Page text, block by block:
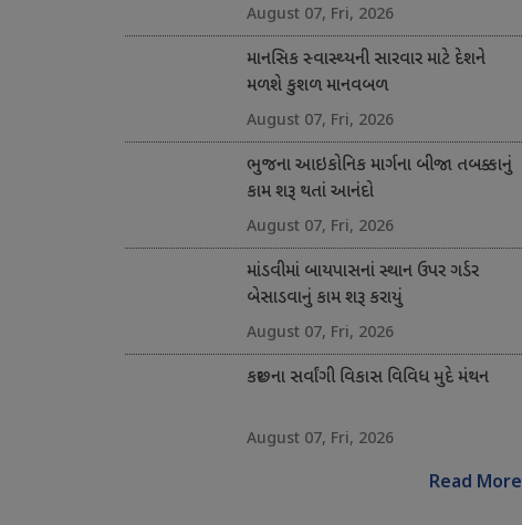
August 07, Fri, 2026
માનસિક સ્વાસ્થ્યની સારવાર માટે દેશને
મળશે કુશળ માનવબળ
August 07, Fri, 2026
ભુજના આઇકોનિક માર્ગના બીજા તબક્કાનું
કામ શરૂ થતાં આનંદો
August 07, Fri, 2026
માંડવીમાં બાયપાસનાં સ્થાન ઉપર ગર્ડર
બેસાડવાનું કામ શરૂ કરાયું
August 07, Fri, 2026
કચ્છના સર્વાંગી વિકાસ વિવિધ મુદે મંથન
August 07, Fri, 2026
Read More